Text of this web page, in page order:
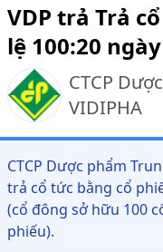
VDP trả Trả
lệ 100:20
CTCP
VIDIPHA
CTCP Dược phẩm
trả cổ tức bằng cổ
(cổ đông sở hữu 100
phiếu).